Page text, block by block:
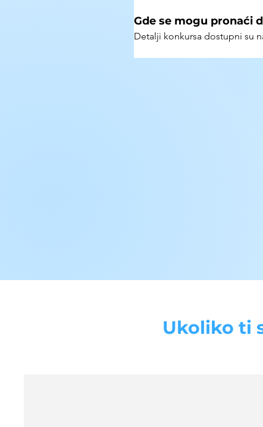
Gde se mogu pronaći
Detalji konkursa dostupni su
Ukoliko ti